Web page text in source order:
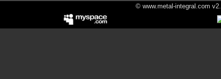
© www.metal-integral.com